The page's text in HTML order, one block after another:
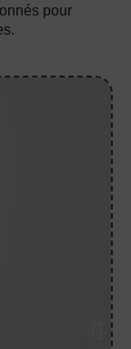
pour